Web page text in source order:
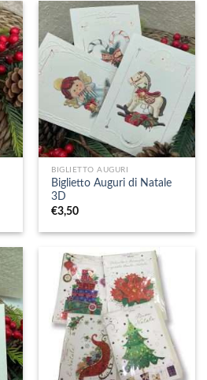
BIGLIETTO AUGURI
Biglietto Auguri di Natale
3D
€3,50